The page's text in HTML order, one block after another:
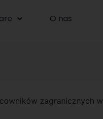
O nas
zagranicznych w